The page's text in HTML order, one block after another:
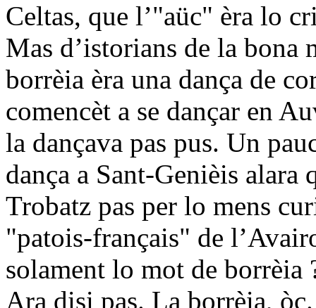
Celtas, que l’"aüc" èra lo
Mas d’istorians de la bona
borrèia èra una dança de
comencèt a se dançar en
la dançava pas pus. Un
dança a Sant-Genièis alara
Trobatz pas per lo mens
"patois-français" de
solament lo mot de borrèia
Ara disi pas. La borrèia,